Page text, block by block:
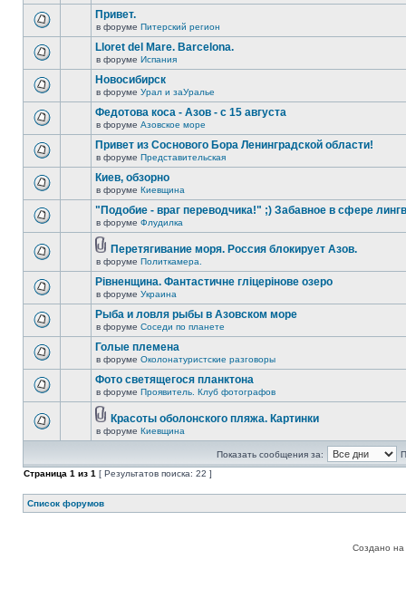
Привет.
в форуме Питерский регион
Lloret del Mare. Barcelona.
в форуме Испания
Новосибирск
в форуме Урал и заУралье
Федотова коса - Азов - с 15 августа
в форуме Азовское море
Привет из Соснового Бора Ленинградской области!
в форуме Представительская
Киев, обзорно
в форуме Киевщина
"Подобие - враг переводчика!" ;) Забавное в сфере
в форуме Флудилка
Перетягивание моря. Россия блокирует Азов.
в форуме Политкамера.
Рівненщина. Фантастичне гліцерінове озеро
в форуме Украина
Рыба и ловля рыбы в Азовском море
в форуме Соседи по планете
Голые племена
в форуме Околонатуристские разговоры
Фото светящегося планктона
в форуме Проявитель. Клуб фотографов
Красоты оболонского пляжа. Картинки
в форуме Киевщина
Показать сообщения за:
Страница 1 из 1 [ Результатов поиска: 22 ]
Список форумов
Создано